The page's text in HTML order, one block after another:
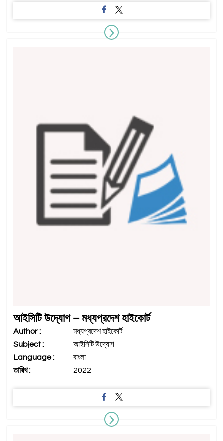
আইসিটি উদ্যোগ – মধ্যপ্রদেশ হাইকোর্ট
Author :
মধ্যপ্রদেশ হাইকোর্ট
Subject :
আইসিটি উদ্যোগ
Language :
বাংলা
তারিখ :
2022